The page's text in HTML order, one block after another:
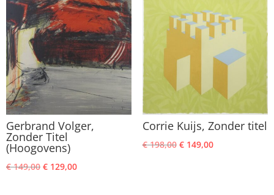
Gerbrand Volger,
Zonder Titel
(Hoogovens)
€149,00 Oorspronkelijke
€ 129,00Huidige
Corrie Kuijs, Zonder titel
€198,00 Oorspronkelijke
€149,00Huidige